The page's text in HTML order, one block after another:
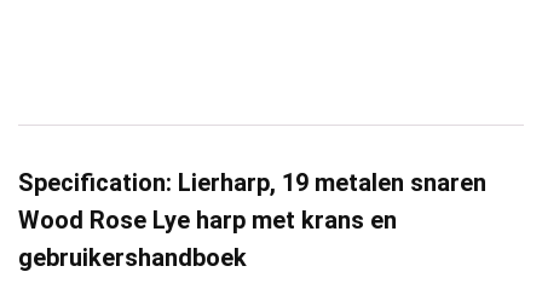
Specification: Lierharp, 19 metalen snaren
Wood Rose Lye harp met krans en
gebruikershandboek